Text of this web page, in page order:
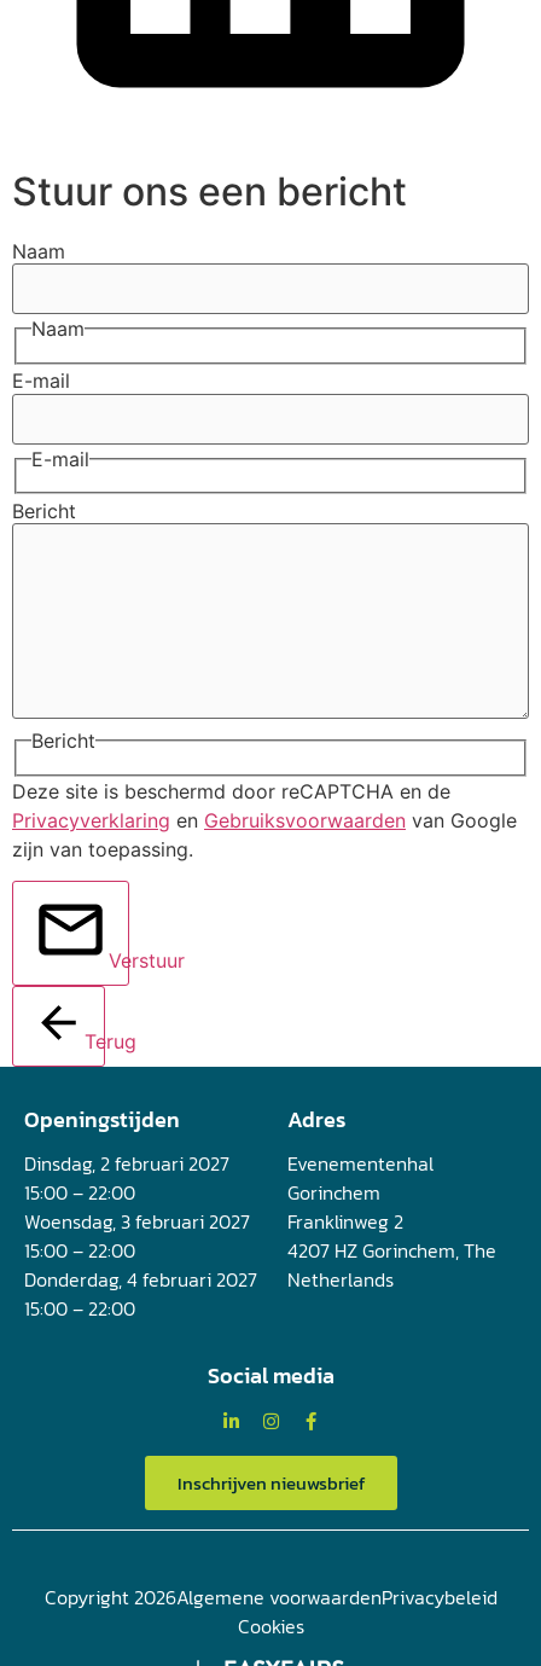
Stuur ons een bericht
Naam
Naam
E-mail
E-mail
Bericht
Bericht
Deze site is beschermd door reCAPTCHA en de
Privacyverklaring en Gebruiksvoorwaarden van Google
zijn van toepassing.
Verstuur
Terug
Openingstijden
Dinsdag, 2 februari 2027
15:00 – 22:00
Woensdag, 3 februari 2027
15:00 – 22:00
Donderdag, 4 februari 2027
15:00 – 22:00
Adres
Evenementenhal
Gorinchem
Franklinweg 2
4207 HZ Gorinchem, The
Netherlands
Social media
Inschrijven nieuwsbrief
Copyright 2026Algemene voorwaardenPrivacybeleid
Cookies